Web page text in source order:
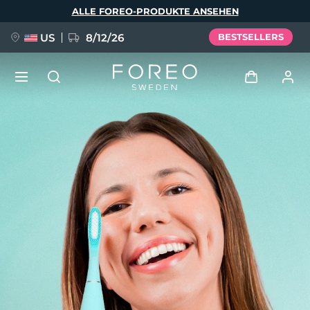
ALLE FOREO-PRODUKTE ANSEHEN
US 8/12/26 BESTSELLERS
Benutzerkonto
Meine Geräte
Meine Bestellungen
Meine Adressen
Meine Abonnements
FAQ™ Pure Beauty-Tech Elixir
BREAKING NEWS
issa™ Teeth Whitening Set
Deutsch
Español
Français
Italiano
Português
Svenska
Русский
简体中文 繁體中文